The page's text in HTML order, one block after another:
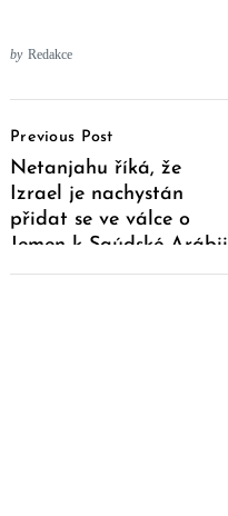
by Redakce
Navigation
Previous Post
Netanjahu říká, že
Izrael je nachystán
přidat se ve válce o
Jemen k Saúdské Arábii